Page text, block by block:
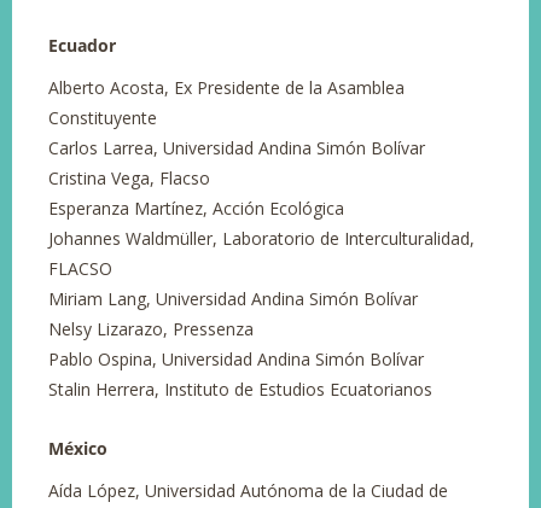
Ecuador
Alberto Acosta, Ex Presidente de la Asamblea
Constituyente
Carlos Larrea, Universidad Andina Simón Bolívar
Cristina Vega, Flacso
Esperanza Martínez, Acción Ecológica
Johannes Waldmüller, Laboratorio de Interculturalidad,
FLACSO
Miriam Lang, Universidad Andina Simón Bolívar
Nelsy Lizarazo, Pressenza
Pablo Ospina, Universidad Andina Simón Bolívar
Stalin Herrera, Instituto de Estudios Ecuatorianos
México
Aída López, Universidad Autónoma de la Ciudad de